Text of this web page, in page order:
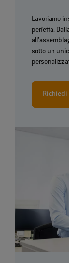
Lavoriamo
perfetta.
sotto un
Richiedi